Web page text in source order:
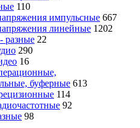
110
импульсные 667
линейные 1202
разные 22
290
16
буферные 613
114
92
98